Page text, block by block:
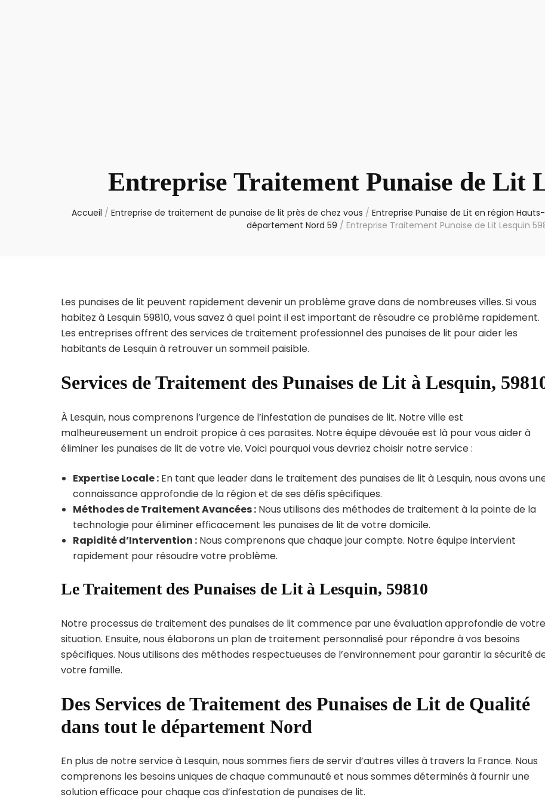
Entreprise Traitement Punaise de Lit
Accueil / Entreprise de traitement de punaise de lit près de chez vous / Entreprise Punaise de Lit en région
département Nord 59 / Entreprise Traitement Punaise de Lit Lesquin
Les punaises de lit peuvent rapidement devenir un problème grave dans de nombreuses villes. Si vous
habitez à Lesquin 59810, vous savez à quel point il est important de résoudre ce problème rapidement.
Les entreprises offrent des services de traitement professionnel des punaises de lit pour aider les
habitants de Lesquin à retrouver un sommeil paisible.
Services de Traitement des Punaises de Lit à Lesquin,
À Lesquin, nous comprenons l’urgence de l’infestation de punaises de lit. Notre ville est
malheureusement un endroit propice à ces parasites. Notre équipe dévouée est là pour vous aider à
éliminer les punaises de lit de votre vie. Voici pourquoi vous devriez choisir notre service :
Expertise Locale : En tant que leader dans le traitement des punaises de lit à Lesquin, nous avons
connaissance approfondie de la région et de ses défis spécifiques.
Méthodes de Traitement Avancées : Nous utilisons des méthodes de traitement à la pointe de la
technologie pour éliminer efficacement les punaises de lit de votre domicile.
Rapidité d’Intervention : Nous comprenons que chaque jour compte. Notre équipe intervient
rapidement pour résoudre votre problème.
Le Traitement des Punaises de Lit à Lesquin, 59810
Notre processus de traitement des punaises de lit commence par une évaluation approfondie de votre
situation. Ensuite, nous élaborons un plan de traitement personnalisé pour répondre à vos besoins
spécifiques. Nous utilisons des méthodes respectueuses de l’environnement pour garantir la sécurité
votre famille.
Des Services de Traitement des Punaises de Lit de Qualité
dans tout le département Nord
En plus de notre service à Lesquin, nous sommes fiers de servir d’autres villes à travers la France. Nous
comprenons les besoins uniques de chaque communauté et nous sommes déterminés à fournir une
solution efficace pour chaque cas d’infestation de punaises de lit.